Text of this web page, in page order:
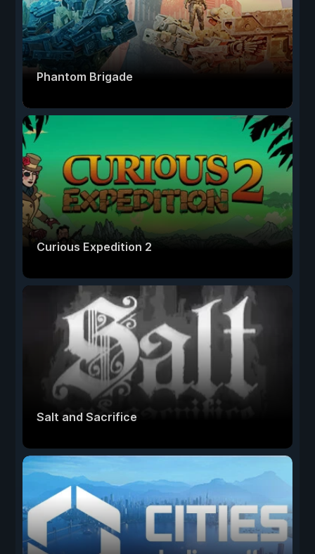
Phantom Brigade
Curious Expedition 2
Salt and Sacrifice